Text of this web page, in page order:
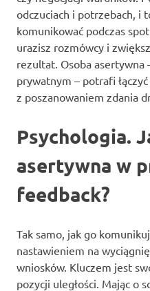
odczuciach i potrzebach, i
komunikować podczas
urazisz rozmówcy i
rezultat. Osoba asertywna
prywatnym – potrafi
z poszanowaniem zdania
Psychologia.
asertywna w
feedback?
Tak samo, jak go
nastawieniem na
wniosków. Kluczem jest
pozycji uległości. Mając o